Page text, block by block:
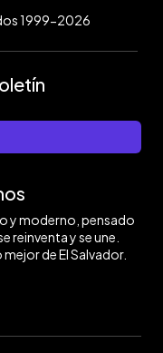
1999-2026
y moderno, pensado
reinventa y se une.
de El Salvador.